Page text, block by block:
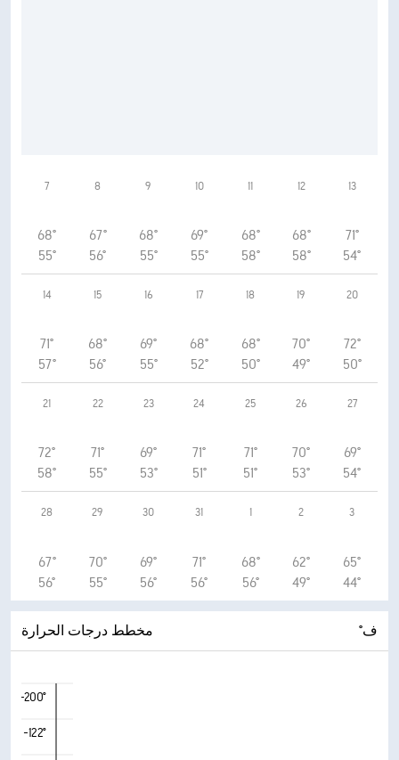
7
68°
55°
8
67°
56°
9
68°
55°
10
69°
55°
11
68°
58°
12
68°
58°
13
71°
54°
14
71°
57°
15
68°
56°
16
69°
55°
17
68°
52°
18
68°
50°
19
70°
49°
20
72°
50°
21
72°
58°
22
71°
55°
23
69°
53°
24
71°
51°
25
71°
51°
26
70°
53°
27
69°
54°
28
67°
56°
29
70°
55°
30
69°
56°
31
71°
56°
1
68°
56°
2
62°
49°
3
65°
44°
مخطط درجات الحرارة °ف
-200°
-122°